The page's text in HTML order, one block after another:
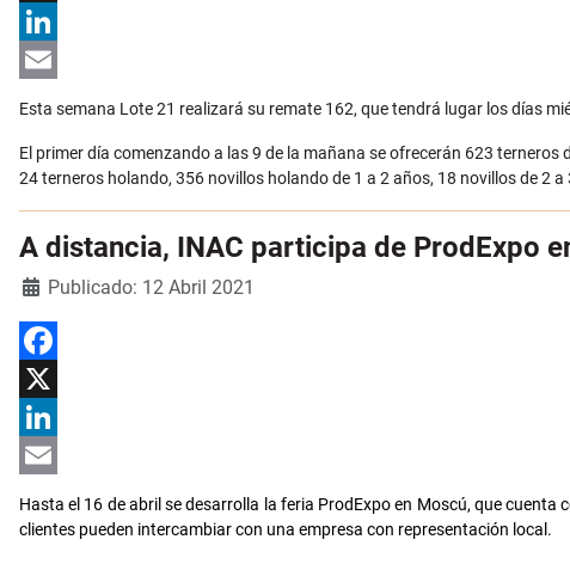
X
LinkedIn
Esta semana Lote 21 realizará su remate 162, que tendrá lugar los días
El primer día comenzando a las 9 de la mañana se ofrecerán 623
24 terneros holando, 356 novillos holando de 1 a 2 años, 18 novillos de 2
A distancia, INAC participa de ProdExpo
DetallesPublicado: 12 Abril 2021
Facebook
X
LinkedIn
Hasta el 16 de abril se desarrolla la feria ProdExpo en Moscú, que
clientes pueden intercambiar con una empresa con representación local.